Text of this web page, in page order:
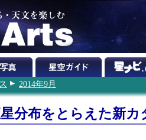
2014年9月
分布をとらえた新カ